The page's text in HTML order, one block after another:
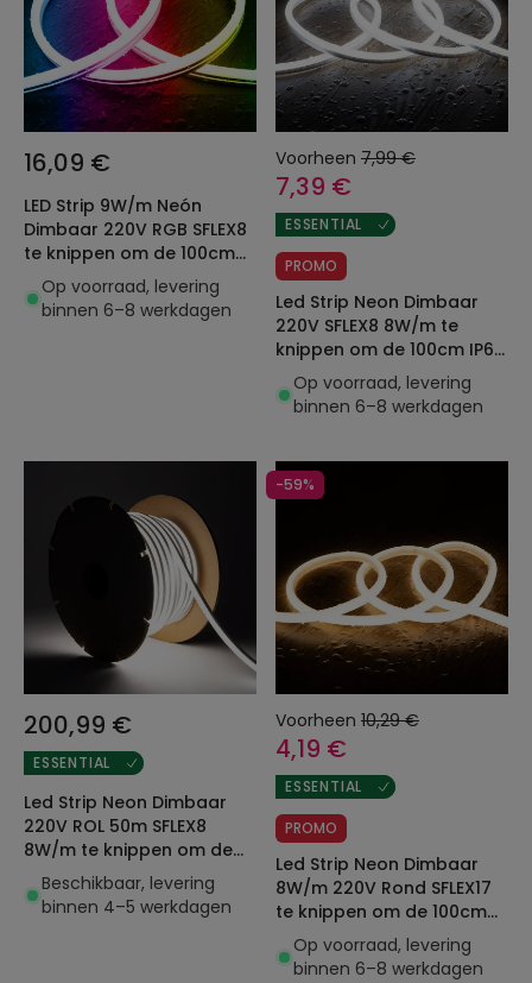
16,09 €
LED Strip 9W/m Neón
Dimbaar 220V RGB SFLEX8
te knippen om de 100cm
IP65
Op voorraad, levering
binnen 6–8 werkdagen
Voorheen 7,99 €
7,39 €
ESSENTIAL
PROMO
Led Strip Neon Dimbaar
220V SFLEX8 8W/m te
knippen om de 100cm IP65
Op maat
Op voorraad, levering
binnen 6–8 werkdagen
200,99 €
ESSENTIAL
Led Strip Neon Dimbaar
220V ROL 50m SFLEX8
8W/m te knippen om de
100cm IP65
Beschikbaar, levering
binnen 4–5 werkdagen
-59%
Voorheen 10,29 €
4,19 €
ESSENTIAL
PROMO
Led Strip Neon Dimbaar
8W/m 220V Rond SFLEX17
te knippen om de 100cm
IP65 Op maat
Op voorraad, levering
binnen 6–8 werkdagen